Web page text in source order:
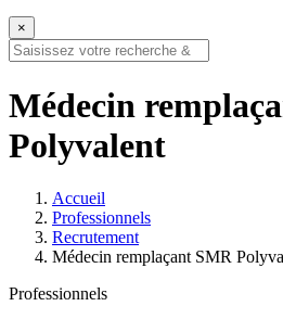
×
Médecin
Polyvalent
Accueil
Professionnels
Recrutement
Médecin remplaçant SMR
Professionnels